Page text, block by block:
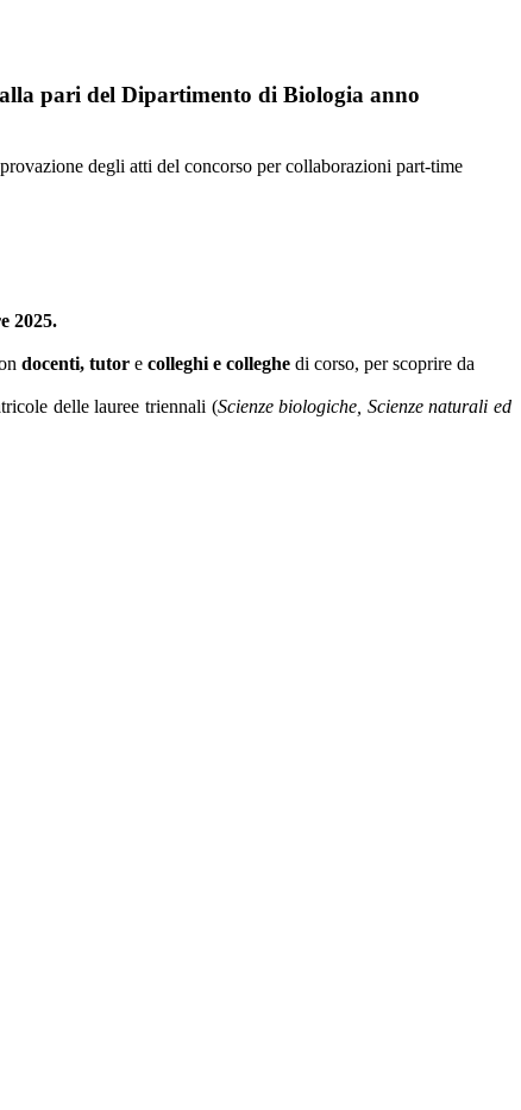
pari del Dipartimento di Biologia anno
degli atti del concorso per collaborazioni part-time
2025.
docenti, tutor e colleghi e colleghe di corso, per scoprire da
delle lauree triennali (Scienze biologiche, Scienze naturali ed